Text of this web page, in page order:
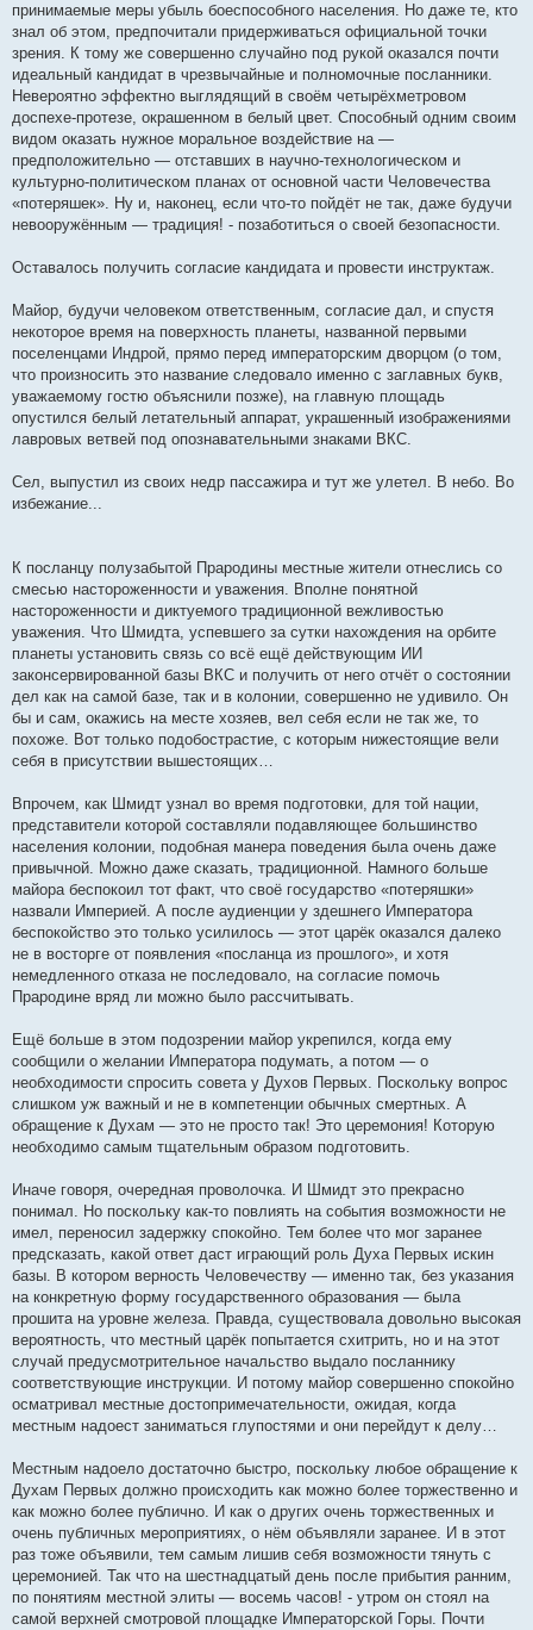
принимаемые меры убыль боеспособного населения. Но даже те, кто
знал об этом, предпочитали придерживаться официальной точки
зрения. К тому же совершенно случайно под рукой оказался почти
идеальный кандидат в чрезвычайные и полномочные посланники.
Невероятно эффектно выглядящий в своём четырёхметровом
доспехе-протезе, окрашенном в белый цвет. Способный одним своим
видом оказать нужное моральное воздействие на —
предположительно — отставших в научно-технологическом и
культурно-политическом планах от основной части Человечества
«потеряшек». Ну и, наконец, если что-то пойдёт не так, даже будучи
невооружённым — традиция! - позаботиться о своей безопасности.
Оставалось получить согласие кандидата и провести инструктаж.
Майор, будучи человеком ответственным, согласие дал, и спустя
некоторое время на поверхность планеты, названной первыми
поселенцами Индрой, прямо перед императорским дворцом (о том,
что произносить это название следовало именно с заглавных букв,
уважаемому гостю объяснили позже), на главную площадь
опустился белый летательный аппарат, украшенный изображениями
лавровых ветвей под опознавательными знаками ВКС.
Сел, выпустил из своих недр пассажира и тут же улетел. В небо. Во
избежание...
К посланцу полузабытой Прародины местные жители отнеслись со
смесью настороженности и уважения. Вполне понятной
настороженности и диктуемого традиционной вежливостью
уважения. Что Шмидта, успевшего за сутки нахождения на орбите
планеты установить связь со всё ещё действующим ИИ
законсервированной базы ВКС и получить от него отчёт о состоянии
дел как на самой базе, так и в колонии, совершенно не удивило. Он
бы и сам, окажись на месте хозяев, вел себя если не так же, то
похоже. Вот только подобострастие, с которым нижестоящие вели
себя в присутствии вышестоящих…
Впрочем, как Шмидт узнал во время подготовки, для той нации,
представители которой составляли подавляющее большинство
населения колонии, подобная манера поведения была очень даже
привычной. Можно даже сказать, традиционной. Намного больше
майора беспокоил тот факт, что своё государство «потеряшки»
назвали Империей. А после аудиенции у здешнего Императора
беспокойство это только усилилось — этот царёк оказался далеко
не в восторге от появления «посланца из прошлого», и хотя
немедленного отказа не последовало, на согласие помочь
Прародине вряд ли можно было рассчитывать.
Ещё больше в этом подозрении майор укрепился, когда ему
сообщили о желании Императора подумать, а потом — о
необходимости спросить совета у Духов Первых. Поскольку вопрос
слишком уж важный и не в компетенции обычных смертных. А
обращение к Духам — это не просто так! Это церемония! Которую
необходимо самым тщательным образом подготовить.
Иначе говоря, очередная проволочка. И Шмидт это прекрасно
понимал. Но поскольку как-то повлиять на события возможности не
имел, переносил задержку спокойно. Тем более что мог заранее
предсказать, какой ответ даст играющий роль Духа Первых искин
базы. В котором верность Человечеству — именно так, без указания
на конкретную форму государственного образования — была
прошита на уровне железа. Правда, существовала довольно высокая
вероятность, что местный царёк попытается схитрить, но и на этот
случай предусмотрительное начальство выдало посланнику
соответствующие инструкции. И потому майор совершенно спокойно
осматривал местные достопримечательности, ожидая, когда
местным надоест заниматься глупостями и они перейдут к делу…
Местным надоело достаточно быстро, поскольку любое обращение к
Духам Первых должно происходить как можно более торжественно и
как можно более публично. И как о других очень торжественных и
очень публичных мероприятиях, о нём объявляли заранее. И в этот
раз тоже объявили, тем самым лишив себя возможности тянуть с
церемонией. Так что на шестнадцатый день после прибытия ранним,
по понятиям местной элиты — восемь часов! - утром он стоял на
самой верхней смотровой площадке Императорской Горы. Почти